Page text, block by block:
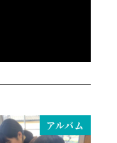
アルバム